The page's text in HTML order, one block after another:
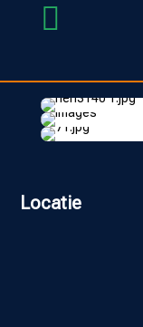

Locatie